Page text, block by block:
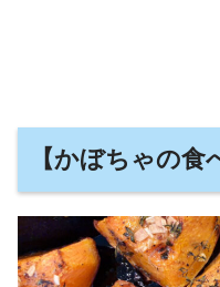
【かぼちゃの